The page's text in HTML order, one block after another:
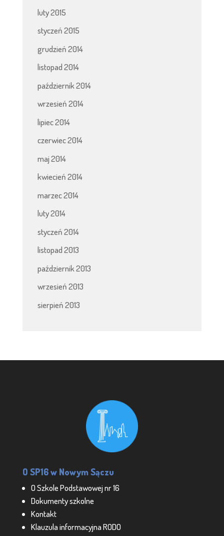
luty 2015
styczeń 2015
grudzień 2014
listopad 2014
październik 2014
wrzesień 2014
lipiec 2014
czerwiec 2014
maj 2014
kwiecień 2014
marzec 2014
luty 2014
styczeń 2014
listopad 2013
październik 2013
wrzesień 2013
sierpień 2013
O SP16 w Nowym Sączu
O Szkole Podstawowej nr 16
Dokumenty szkolne
Kontakt
Klauzula informacyjna RODO